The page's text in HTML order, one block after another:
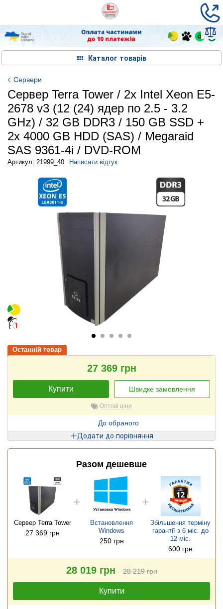
Каталог товарів
Сервери
Сервер Terra Tower / 2x Intel Xeon E5-
2678 v3 (12 (24) ядер по 2.5 - 3.2
GHz) / 32 GB DDR3 / 150 GB SSD +
2x 4000 GB HDD (SAS) / Megaraid
SAS 9361-4i / DVD-ROM
Артикул: 21999_40 Написати відгук
Останній товар
27 369 грн
Купити Швидке замовлення
Оптові ціни
До обраного
Додати до порівняння
Разом дешевше
Сервер Terra Tower
27 369 грн
Встановлення
Windows
250 грн
Збільшення терміну
гарантії з 6 міс. до
12 міс.
600 грн
28 019 грн 28 219 грн
Купити